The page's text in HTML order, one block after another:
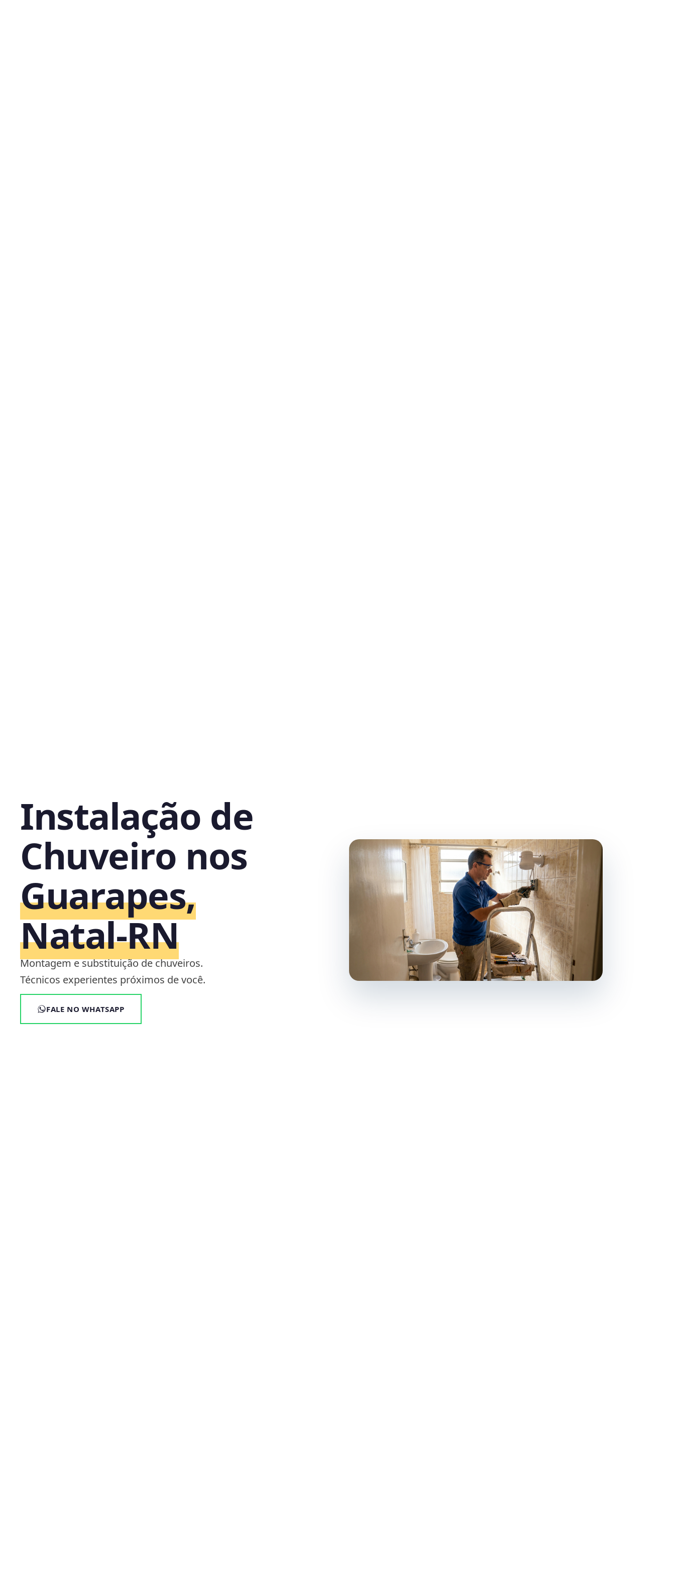
Instalação de
Chuveiro nos
Guarapes,
Natal‑RN
Montagem e substituição de chuveiros.
Técnicos experientes próximos de você.
FALE NO WHATSAPP